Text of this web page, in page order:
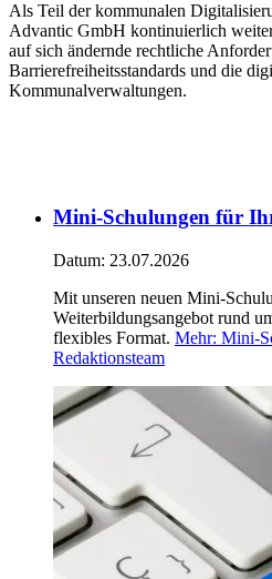
Als Teil der kommunalen
Advantic GmbH kontinuierlich
auf sich ändernde rechtliche
Barrierefreiheitsstandards und die
Kommunalverwaltungen.
Mini-Schulungen für
Datum: 23.07.2026
Mit unseren neuen Mini-
Weiterbildungsangebot rund
flexibles Format. Mehr: Mini-
Redaktionsteam